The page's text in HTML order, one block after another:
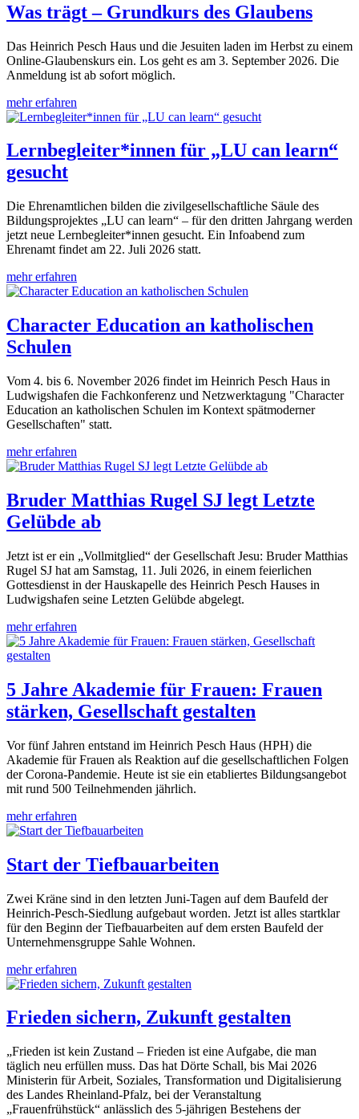
Was trägt – Grundkurs des Glaubens
Das Heinrich Pesch Haus und die Jesuiten laden im Herbst zu einem
Online-Glaubenskurs ein. Los geht es am 3. September 2026. Die
Anmeldung ist ab sofort möglich.
mehr erfahren
Lernbegleiter*innen für „LU can learn“
gesucht
Die Ehrenamtlichen bilden die zivilgesellschaftliche Säule des
Bildungsprojektes „LU can learn“ – für den dritten Jahrgang werden
jetzt neue Lernbegleiter*innen gesucht. Ein Infoabend zum
Ehrenamt findet am 22. Juli 2026 statt.
mehr erfahren
Character Education an katholischen
Schulen
Vom 4. bis 6. November 2026 findet im Heinrich Pesch Haus in
Ludwigshafen die Fachkonferenz und Netzwerktagung "Character
Education an katholischen Schulen im Kontext spätmoderner
Gesellschaften" statt.
mehr erfahren
Bruder Matthias Rugel SJ legt Letzte
Gelübde ab
Jetzt ist er ein „Vollmitglied“ der Gesellschaft Jesu: Bruder Matthias
Rugel SJ hat am Samstag, 11. Juli 2026, in einem feierlichen
Gottesdienst in der Hauskapelle des Heinrich Pesch Hauses in
Ludwigshafen seine Letzten Gelübde abgelegt.
mehr erfahren
5 Jahre Akademie für Frauen: Frauen
stärken, Gesellschaft gestalten
Vor fünf Jahren entstand im Heinrich Pesch Haus (HPH) die
Akademie für Frauen als Reaktion auf die gesellschaftlichen Folgen
der Corona-Pandemie. Heute ist sie ein etabliertes Bildungsangebot
mit rund 500 Teilnehmenden jährlich.
mehr erfahren
Start der Tiefbauarbeiten
Zwei Kräne sind in den letzten Juni-Tagen auf dem Baufeld der
Heinrich-Pesch-Siedlung aufgebaut worden. Jetzt ist alles startklar
für den Beginn der Tiefbauarbeiten auf dem ersten Baufeld der
Unternehmensgruppe Sahle Wohnen.
mehr erfahren
Frieden sichern, Zukunft gestalten
„Frieden ist kein Zustand – Frieden ist eine Aufgabe, die man
täglich neu erfüllen muss. Das hat Dörte Schall, bis Mai 2026
Ministerin für Arbeit, Soziales, Transformation und Digitalisierung
des Landes Rheinland-Pfalz, bei der Veranstaltung
„Frauenfrühstück“ anlässlich des 5-jährigen Bestehens der